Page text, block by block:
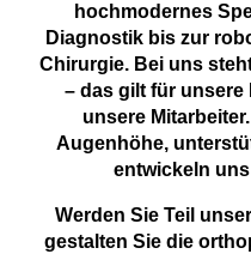
hochmodernes
Diagnostik bis zur
Chirurgie. Bei uns
– das gilt für unsere
unsere
Augenhöhe,
entwickeln
Werden Sie Teil
gestalten Sie die